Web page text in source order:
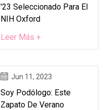
'23 Seleccionado Para El
NIH Oxford
Leer Más +
Jun 11, 2023
Soy Podólogo: Este
Zapato De Verano